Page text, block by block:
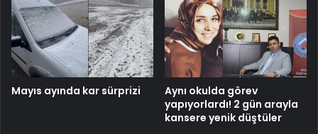
Mayıs ayında kar sürprizi
Aynı okulda görev
yapıyorlardı! 2 gün arayla
kansere yenik düştüler